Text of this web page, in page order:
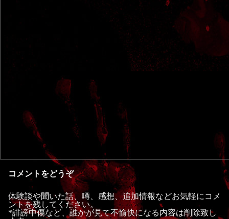
コメントをどうぞ
体験談や聞いた話、噂、感想、追加情報などお気軽にコメ
ントを残してください。
*誹謗中傷など、誰かが見て不愉快になる内容は削除致し